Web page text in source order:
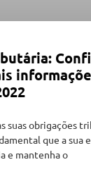
suas obrigações
que a sua
e mantenha o